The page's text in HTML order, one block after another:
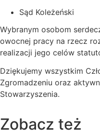
Sąd Koleżeński
Wybranym osobom
owocnej pracy na rzecz
realizacji jego celów
Dziękujemy wszystkim
Zgromadzeniu oraz
Stowarzyszenia.
Zobacz też